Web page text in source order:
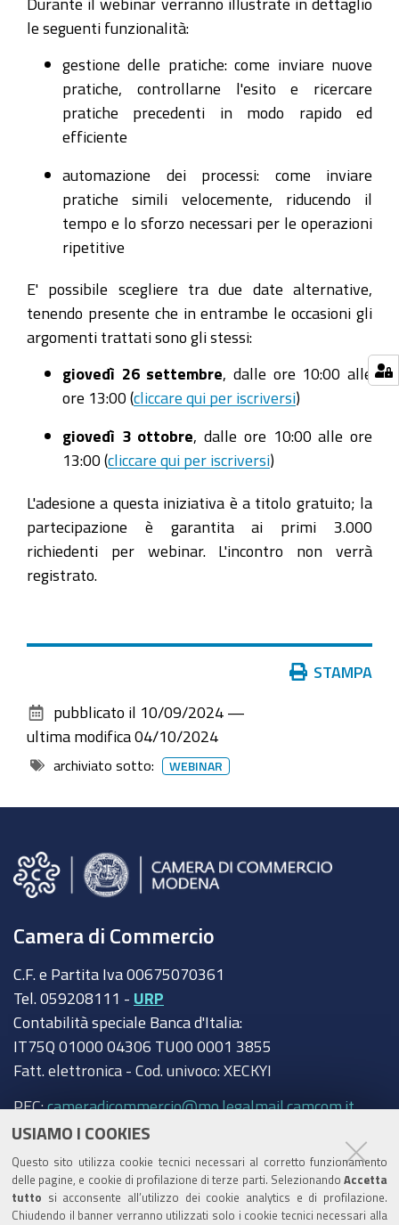
USIAMO I COOKIES
Questo sito utilizza cookie tecnici necessari al corretto funzionamento
delle pagine, e cookie di profilazione di terze parti. Selezionando Accetta
tutto si acconsente all’utilizzo dei cookie analytics e di profilazione.
Chiudendo il banner verranno utilizzati solo i cookie tecnici necessari alla
nuovo
Cert'O
2024-
03T10:00:00+02:00
2024-
03T13:00:00+02:00
Webinar
presentazione
nuova
piattaforma
pratiche
telematiche
E'
possibile
26
settembre
e
ottobre
Durante il webinar verranno illustrate in dettaglio
le seguenti funzionalità:
gestione delle pratiche: come inviare nuove
pratiche, controllarne l'esito e ricercare
pratiche precedenti in modo rapido ed
efficiente
automazione dei processi: come inviare
pratiche simili velocemente, riducendo il
tempo e lo sforzo necessari per le operazioni
ripetitive
E' possibile scegliere tra due date alternative,
tenendo presente che in entrambe le occasioni gli
argomenti trattati sono gli stessi:
giovedì 26 settembre , dalle ore 10:00 alle
ore 13:00 (cliccare qui per iscriversi)
giovedì 3 ottobre , dalle ore 10:00 alle ore
13:00 (cliccare qui per iscriversi)
L'adesione a questa iniziativa è a titolo gratuito; la
partecipazione è garantita ai primi 3.000
richiedenti per webinar. L'incontro non verrà
registrato.
documento
STAMPA
pubblicato il 10/09/2024 —
ultima modifica 04/10/2024
archiviato sotto: WEBINAR
Camera di Commercio
C.F. e Partita Iva 00675070361
Tel. 059208111 - URP
Contabilità speciale Banca d'Italia:
IT75Q 01000 04306 TU00 0001 3855
Fatt. elettronica - Cod. univoco: XECKYI
PEC:cameradicommercio@mo.legalmail.camcom.it
Trasparenza
Amministrazione trasparente
Albo Camerale